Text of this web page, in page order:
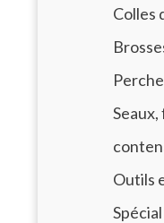
Colles
Outils